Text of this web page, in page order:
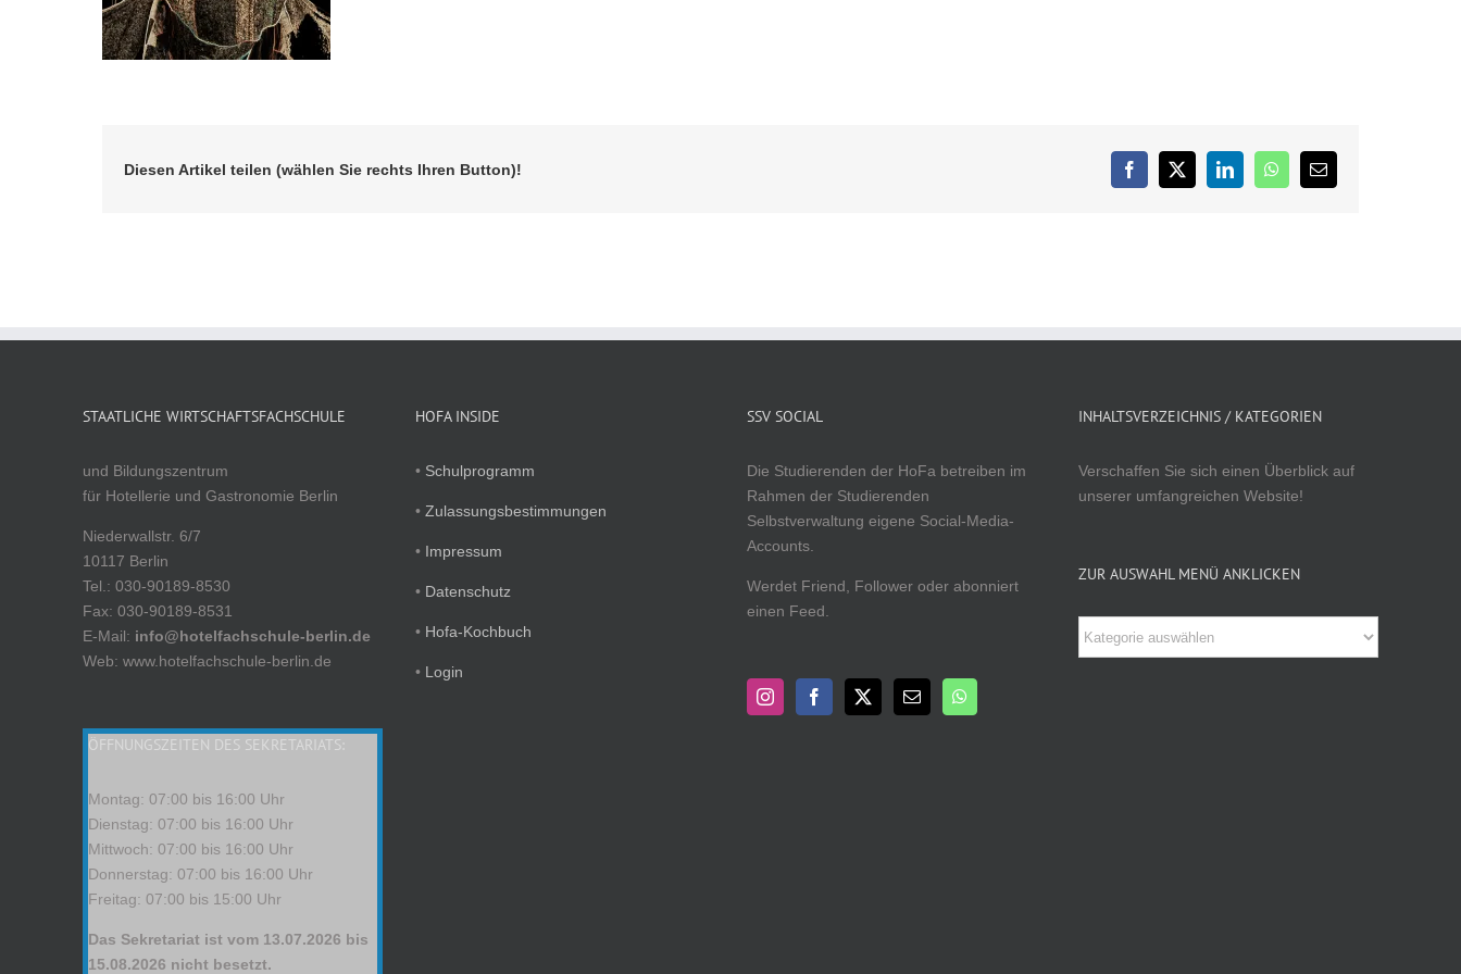
Diesen Artikel teilen (wählen Sie rechts Ihren Button)! Facebook
X LinkedInWhatsApp
E-
Mail
STAATLICHE WIRTSCHAFTSFACHSCHULE
und Bildungszentrum
für Hotellerie und Gastronomie Berlin
Niederwallstr. 6/7
10117 Berlin
Tel.: 030-90189-8530
Fax: 030-90189-8531
E-Mail: info@hotelfachschule-berlin.de
Web: www.hotelfachschule-berlin.de
ÖFFNUNGSZEITEN DES SEKRETARIATS:
Montag: 07:00 bis 16:00 Uhr
Dienstag: 07:00 bis 16:00 Uhr
Mittwoch: 07:00 bis 16:00 Uhr
Donnerstag: 07:00 bis 16:00 Uhr
Freitag: 07:00 bis 15:00 Uhr
Das Sekretariat ist vom 13.07.2026 bis
15.08.2026 nicht besetzt.
HOFA INSIDE
• Schulprogramm
• Zulassungsbestimmungen
• Impressum
• Datenschutz
• Hofa-Kochbuch
• Login
SSV SOCIAL
Die Studierenden der HoFa betreiben im
Rahmen der Studierenden
Selbstverwaltung eigene Social-Media-
Accounts.
Werdet Friend, Follower oder abonniert
einen Feed.
INHALTSVERZEICHNIS / KATEGORIEN
Verschaffen Sie sich einen Überblick auf
unserer umfangreichen Website!
ZUR AUSWAHL MENÜ ANKLICKEN
Zur
Auswahl